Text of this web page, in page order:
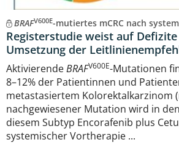
BRAFV600E-mutiertes mCRC nach
Registerstudie weist auf
Umsetzung der
AktivierendeBRAFV600E-Mutationen
8–12% der Patientinnen und
metastasiertem Kolorektalkarzinom
nachgewiesener Mutation wird in
diesem Subtyp Encorafenib plus
systemischer Vortherapie ...